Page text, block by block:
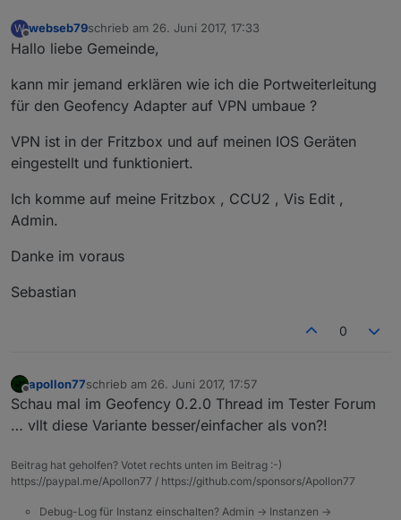
W
Offline
webseb79schrieb am 26. Juni 2017, 17:33
zuletzt editiert von
Hallo liebe Gemeinde,
kann mir jemand erklären wie ich die Portweiterleitung
für den Geofency Adapter auf VPN umbaue ?
VPN ist in der Fritzbox und auf meinen IOS Geräten
eingestellt und funktioniert.
Ich komme auf meine Fritzbox , CCU2 , Vis Edit ,
Admin.
Danke im voraus
Sebastian
0
Offline
apollon77schrieb am 26. Juni 2017, 17:57
zuletzt editiert von
Schau mal im Geofency 0.2.0 Thread im Tester Forum
… vllt diese Variante besser/einfacher als von?!
Beitrag hat geholfen? Votet rechts unten im Beitrag :-)
https://paypal.me/Apollon77 / https://github.com/sponsors/Apollon77
Debug-Log für Instanz einschalten? Admin -> Instanzen ->